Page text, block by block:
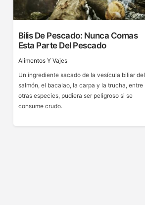
Bilis De Pescado: Nunca Comas
Esta Parte Del Pescado
Alimentos Y Vajes
Un ingrediente sacado de la vesícula biliar del
salmón, el bacalao, la carpa y la trucha, entre
otras especies, pudiera ser peligroso si se
consume crudo.